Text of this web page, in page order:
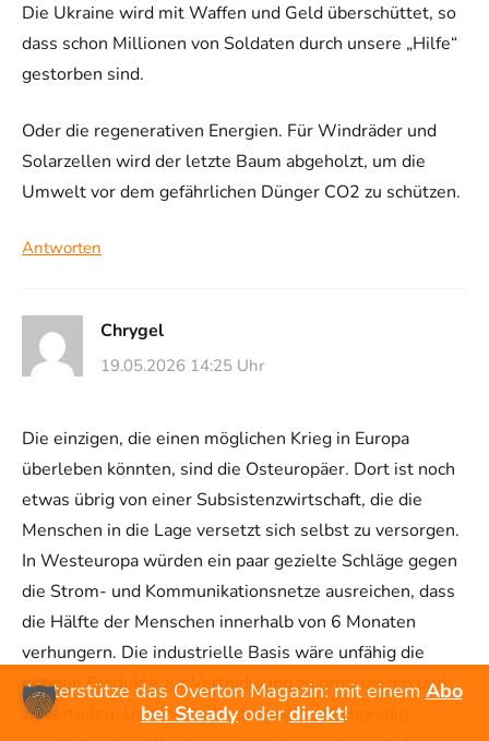
Die Ukraine wird mit Waffen und Geld überschüttet, so
dass schon Millionen von Soldaten durch unsere „Hilfe“
gestorben sind.
Oder die regenerativen Energien. Für Windräder und
Solarzellen wird der letzte Baum abgeholzt, um die
Umwelt vor dem gefährlichen Dünger CO2 zu schützen.
Antworten
Chrygel
19.05.2026 14:25 Uhr
Die einzigen, die einen möglichen Krieg in Europa
überleben könnten, sind die Osteuropäer. Dort ist noch
etwas übrig von einer Subsistenzwirtschaft, die die
Menschen in die Lage versetzt sich selbst zu versorgen.
In Westeuropa würden ein paar gezielte Schläge gegen
die Strom- und Kommunikationsnetze ausreichen, dass
die Hälfte der Menschen innerhalb von 6 Monaten
verhungern. Die industrielle Basis wäre unfähig die
nötigen Produkte zur Verteidigung zu produzieren und
zu verteilen. Unsere Zivilisation ist so hochgradig
Unterstütze das Overton Magazin: mit einem Abo
bei Steady oderdirekt!